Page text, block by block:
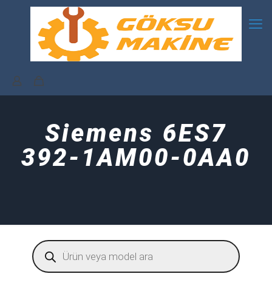
Siemens 6ES7
392-1AM00-0AA0
Products
search